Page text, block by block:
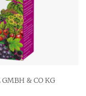
& CO KG